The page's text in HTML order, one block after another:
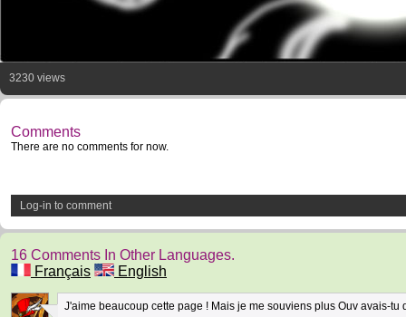
3230 views
Comments
There are no comments for now.
Log-in to comment
16 Comments In Other Languages.
Français
English
J'aime beaucoup cette page ! Mais je me souviens plus Ouv avais-